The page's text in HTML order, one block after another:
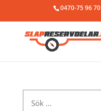
0470-75 96 70
efter: